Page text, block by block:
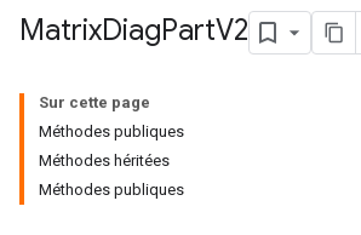
MatrixDiagPartV2
Sur cette page
Méthodes publiques
Méthodes héritées
Méthodes publiques